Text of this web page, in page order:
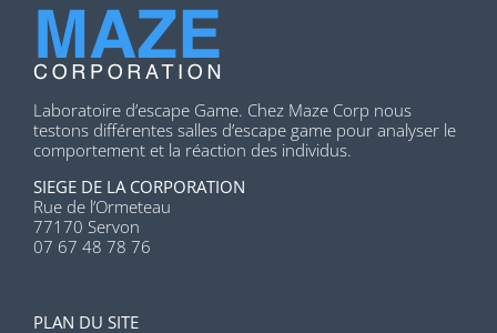
Laboratoire d’escape Game. Chez Maze Corp nous
testons différentes salles d’escape game pour analyser le
comportement et la réaction des individus.
SIEGE DE LA CORPORATION
Rue de l’Ormeteau
77170 Servon
07 67 48 78 76
PLAN DU SITE